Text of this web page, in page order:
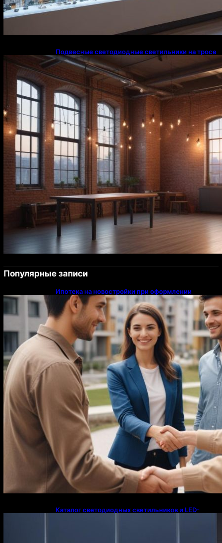
Подвесные светодиодные светильники на тросе
Популярные записи
Ипотека на новостройки при оформлении
напрямую у застройщика
Каталог светодиодных светильников и LED-